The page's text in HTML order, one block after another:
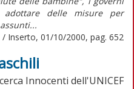
delle misure per
Inserto, 01/10/2000, pag. 652
Innocenti dell'UNICEF